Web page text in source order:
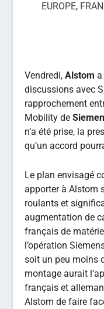
EUROPE,
Vendredi,Alstom a
discussions avec
rapprochement
Mobility de
n’a été prise, la
qu’un accord
Le plan envisagé
apporter à Alstom
roulants et
augmentation de
français de
l’opération
soit un peu moins
montage aurait
français et
Alstom de faire